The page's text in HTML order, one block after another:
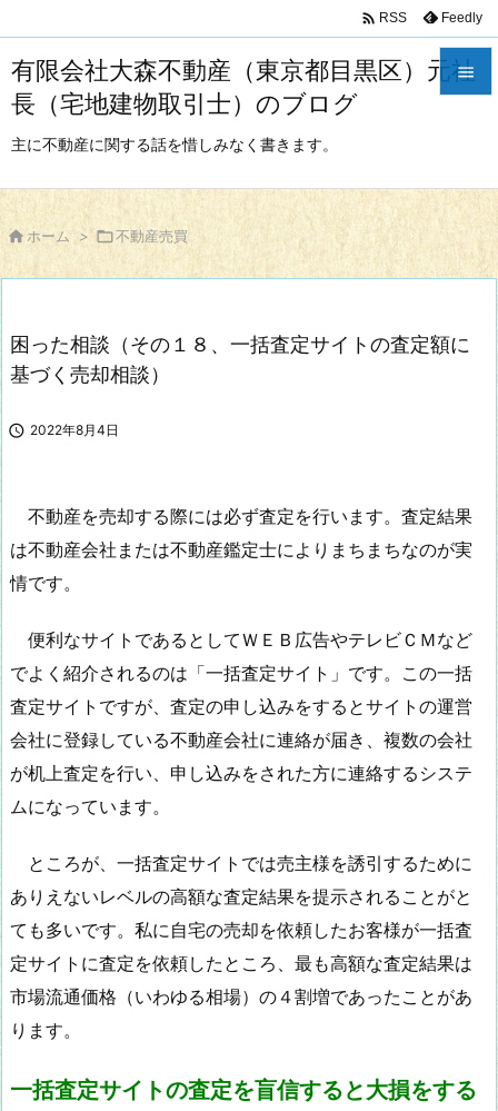
有限会社大森不動産（東京都目黒区）元社
長（宅地建物取引士）のブログ
主に不動産に関する話を惜しみなく書きます。

サイド

前へ

 RSS Feedly
 ホーム > 不動産売買
困った相談（その１８、一括査定サイトの査定額に
基づく売却相談）
 2022年8月4日
不動産を売却する際には必ず査定を行います。査定結果
は不動産会社または不動産鑑定士によりまちまちなのが実
情です。
便利なサイトであるとしてＷＥＢ広告やテレビＣＭなど
でよく紹介されるのは「一括査定サイト」です。この一括
査定サイトですが、査定の申し込みをするとサイトの運営
会社に登録している不動産会社に連絡が届き、複数の会社
が机上査定を行い、申し込みをされた方に連絡するシステ
ムになっています。
ところが、一括査定サイトでは売主様を誘引するために
ありえないレベルの高額な査定結果を提示されることがと
ても多いです。私に自宅の売却を依頼したお客様が一括査
定サイトに査定を依頼したところ、最も高額な査定結果は
市場流通価格（いわゆる相場）の４割増であったことがあ
ります。
一括査定サイトの査定を盲信すると大損をする